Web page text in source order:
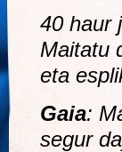
40 haur
Maitatu
eta
Gaia:
segur